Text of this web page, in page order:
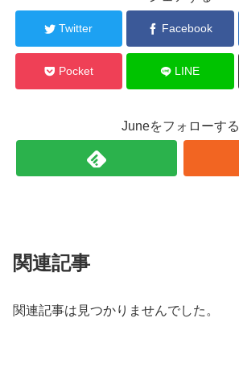
Twitter Facebook
Pocket LINE
Juneをフォローする
関連記事
関連記事は見つかりませんでした。